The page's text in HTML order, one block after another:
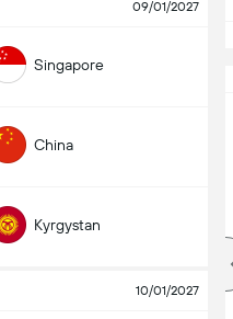
09/01/2027
Singapore
China
Kyrgystan
10/01/2027